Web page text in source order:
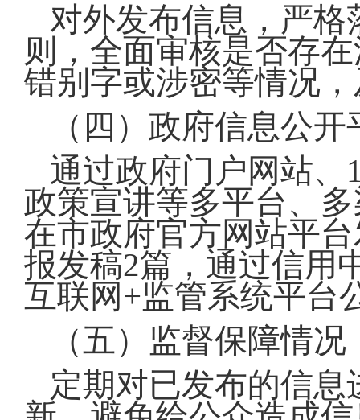
对外发布信息，严格
则，全面审核是否存
错别字或涉密等情况
（四）政府信息公
通过政府门户网站、
政策宣讲等多平台、
在市政府官方网站平
报发稿2篇，通过信用
互联网+监管系统平台
（五）监督保障情况
定期对已发布的信